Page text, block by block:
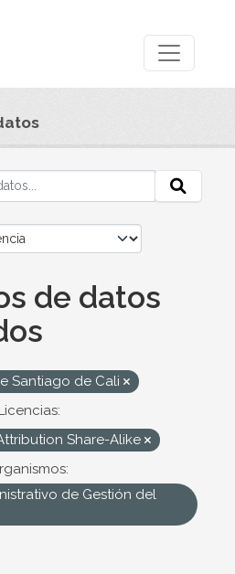
de datos
Santiago de Cali
Share-Alike
de Gestión del